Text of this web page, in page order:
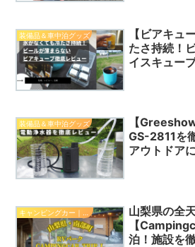
装備品＆車中泊グッズ
【ビアキュ
たさ持続！
イスキュー
装備品＆車中泊グッズ
【
GS-2811を
アウトドア
山梨県の全
【
泊！施設を